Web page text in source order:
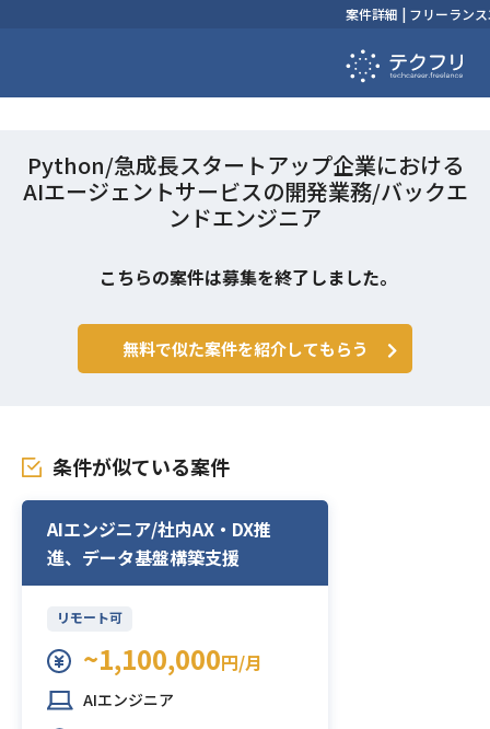
案件詳細 | フリーラン
Python/急成長スタートアップ企業における
AIエージェントサービスの開発業務/バックエ
ンドエンジニア
こちらの案件は募集を終了しました。
無料で似た案件を紹介してもらう
条件が似ている案件
AIエンジニア/社内AX・DX推
進、データ基盤構築支援
リモート可
~1,100,000円/月
AIエンジニア